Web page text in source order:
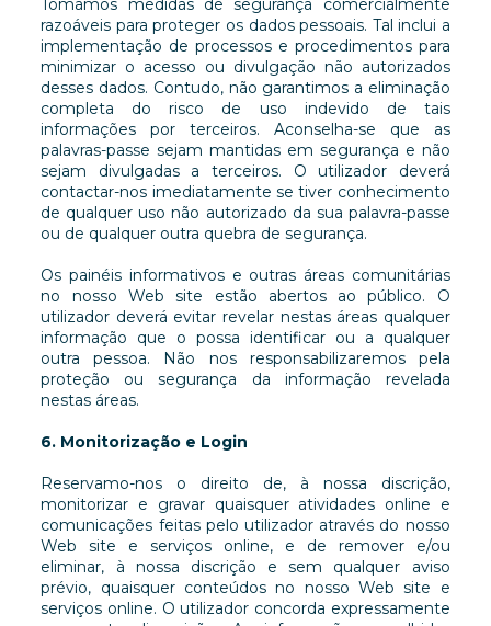
Tomamos medidas de segurança comercialmente
razoáveis para proteger os dados pessoais. Tal inclui a
implementação de processos e procedimentos para
minimizar o acesso ou divulgação não autorizados
desses dados. Contudo, não garantimos a eliminação
completa do risco de uso indevido de tais
informações por terceiros. Aconselha-se que as
palavras-passe sejam mantidas em segurança e não
sejam divulgadas a terceiros. O utilizador deverá
contactar-nos imediatamente se tiver conhecimento
de qualquer uso não autorizado da sua palavra-passe
ou de qualquer outra quebra de segurança.
Os painéis informativos e outras áreas comunitárias
no nosso Web site estão abertos ao público. O
utilizador deverá evitar revelar nestas áreas qualquer
informação que o possa identificar ou a qualquer
outra pessoa. Não nos responsabilizaremos pela
proteção ou segurança da informação revelada
nestas áreas.
6. Monitorização e Login
Reservamo-nos o direito de, à nossa discrição,
monitorizar e gravar quaisquer atividades online e
comunicações feitas pelo utilizador através do nosso
Web site e serviços online, e de remover e/ou
eliminar, à nossa discrição e sem qualquer aviso
prévio, quaisquer conteúdos no nosso Web site e
serviços online. O utilizador concorda expressamente